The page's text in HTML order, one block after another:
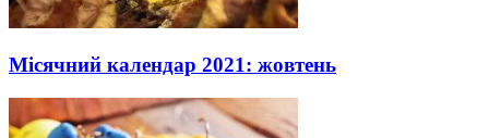
Місячний календар 2021: жовтень